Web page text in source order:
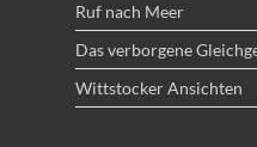
Ruf nach Meer
Das verborgene
Wittstocker Ansichten